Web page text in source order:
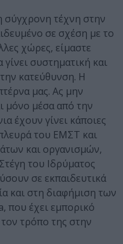
σύγχρονη τέχνη στην
σε σχέση με το
χώρες, είμαστε
συστηματική και
κατεύθυνση. Η
μας. Ας μην
μόνο μέσα από την
έχουν γίνει κάποιες
του ΕΜΣΤ και
και οργανισμών,
του Ιδρύματος
σε εκπαιδευτικά
και στη διαφήμιση των
που έχει εμπορικό
τρόπο της στην